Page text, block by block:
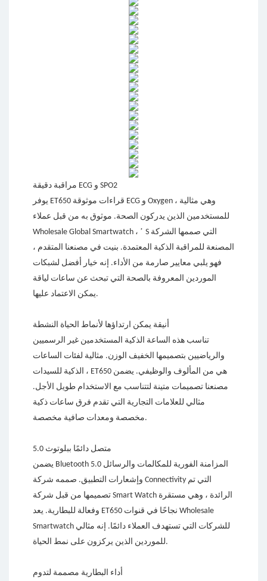
مراقبة دقيقة ECG و SPO2
يوفر ET650 قراءات موثوقة ECG و Oxygen ، وهي مثالية
للمستخدمين الذين يدركون الصحة. موثوق به من قبل عملاء
Wholesale Global Smartwatch ، ’ S التي صممها الشركة
المصنعة للمراقبة الذكية المعتمدة. بنيت في مصنعنا المتقدم ،
فهو يلبي معايير صارمة من الأداء. إنه خيار أفضل لشبكات
الموردين المعروفة بالصحة التي تبحث عن ساعات لياقة
يمكن الاعتماد عليها.
أنيقة يمكن ارتداؤها لأنماط الحياة النشطة
تناسب هذه الساعة الذكية المستخدمين غير الرسميين
والرياضيين بتصميمها الخفيف الوزن. مثالية لفئات الساعات
الذكية للسيدات ، ET650 هي من المألوف والوظيفي. يضمن
مصنعنا تصميمات متينة لتتناسب مع الاستخدام طويل الأجل.
مثالي للعلامات التجارية التي تقدم فرق ساعات ذكية
مخصصة ومعدات صافية مخصصة.
متصل دائمًا ببلوتوث 5.0
يضمن Bluetooth 5.0 المزامنة الفورية للمكالمات والرسائل
وإشعارات التطبيق. صممه شركة Connectivity التي تم
تصميمها من قبل شركة Smart Watch الرائدة ، وهي مستقرة
وفعالة للبطارية. يعد ET650 نجاحًا في قنوات Wholesale
Smartwatch للشركات التي تستهدف العملاء دائمًا. إنه مثالي
للموردين الذين يركزون على نمط الحياة.
أداء البطارية مصممة لتدوم